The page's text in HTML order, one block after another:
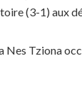
(3-1) aux
Tziona